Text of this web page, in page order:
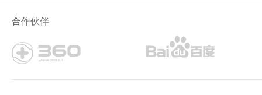
软件开发公司小程序模板
合作伙伴